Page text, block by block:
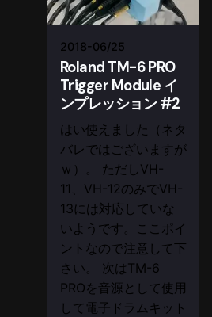
2018-06/25
Roland TM-6 PRO
Trigger Module イ
ンプレッション #2
はい使えました（ネタ
バレではございますが
ｗ）。 ただしVH-
11、VH-12のみでVH-
13には対応していな
いようです。ここポイ
ントなので注意して下
さい。 次はTM-6
PROを音源として使用
して電子ドラムキット